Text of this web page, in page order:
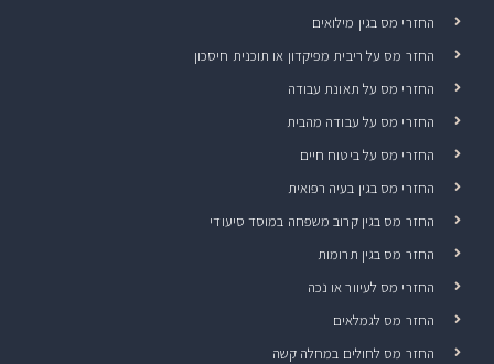
החזרי מס בגין מילואים
החזר מס על ריבית מפיקדון או תוכנית חיסכון
החזרי מס על תאונת עבודה
החזרי מס על עבודה מהבית
החזרי מס על ביטוח חיים
החזרי מס בגין בעיה רפואית
החזר מס בגין קרוב משפחה במוסד סיעודי
החזר מס בגין תרומות
החזרי מס לעיוור או נכה
החזר מס לגמלאים
החזר מס לחולים במחלה קשה